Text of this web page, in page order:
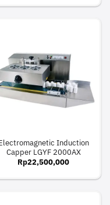
Induction
Capper LGYF 2000AX
Rp22,500,000